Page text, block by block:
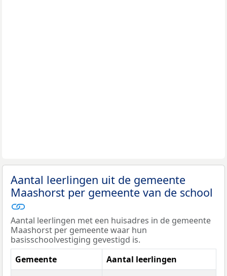
Aantal leerlingen uit de gemeente
Maashorst per gemeente van de school
Aantal leerlingen met een huisadres in de gemeente
Maashorst per gemeente waar hun
basisschoolvestiging gevestigd is.
Gemeente
Aantal leerlingen